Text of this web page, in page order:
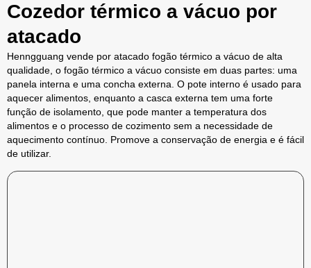
Cozedor térmico a vácuo por
atacado
Henngguang vende por atacado fogão térmico a vácuo de alta
qualidade, o fogão térmico a vácuo consiste em duas partes: uma
panela interna e uma concha externa. O pote interno é usado para
aquecer alimentos, enquanto a casca externa tem uma forte
função de isolamento, que pode manter a temperatura dos
alimentos e o processo de cozimento sem a necessidade de
aquecimento contínuo. Promove a conservação de energia e é fácil
de utilizar.